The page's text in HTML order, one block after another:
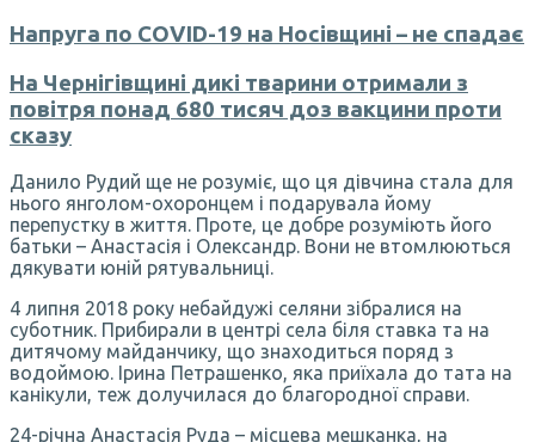
Напруга по COVID-19 на Носівщині – не спадає
На Чернігівщині дикі тварини отримали з
повітря понад 680 тисяч доз вакцини проти
сказу
Данило Рудий ще не розуміє, що ця дівчина стала для
нього янголом-охоронцем і подарувала йому
перепустку в життя. Проте, це добре розуміють його
батьки – Анастасія і Олександр. Вони не втомлюються
дякувати юній рятувальниці.
4 липня 2018 року небайдужі селяни зібралися на
суботник. Прибирали в центрі села біля ставка та на
дитячому майданчику, що знаходиться поряд з
водоймою. Ірина Петрашенко, яка приїхала до тата на
канікули, теж долучилася до благородної справи.
24-річна Анастасія Руда – місцева мешканка, на